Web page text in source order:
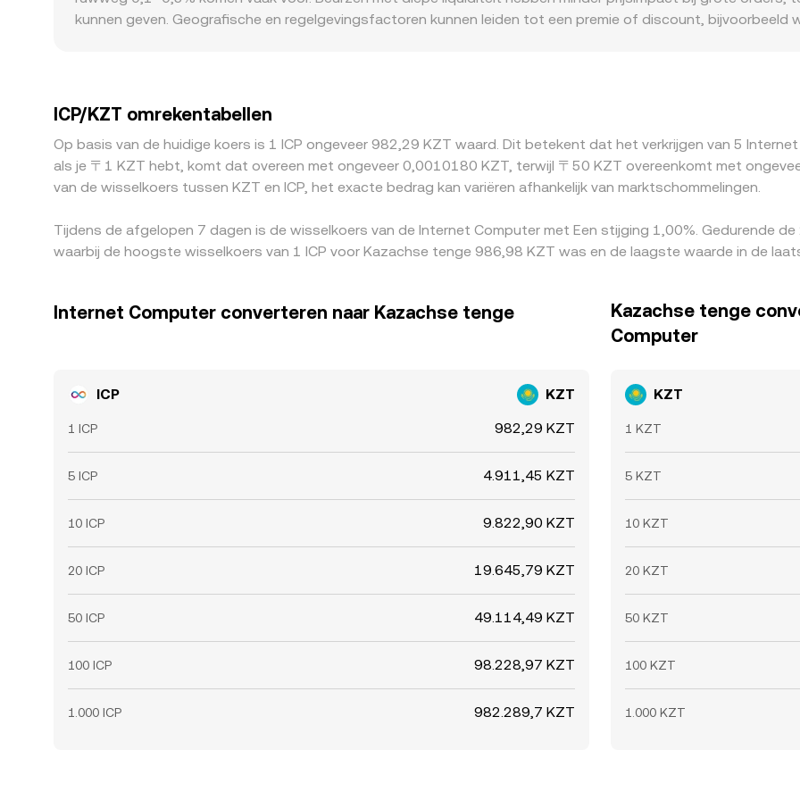
kunnen geven. Geografische en regelgevingsfactoren kunnen leiden tot een premie of discount,
convergentie onvolmaakt en laten tijdelijke verschillen bestaan.
ICP/KZT omrekentabellen
Op basis van de huidige koers is 1 ICP ongeveer 982,29 KZT waard. Dit betekent dat het verkrijgen van 5
als je 〒1 KZT hebt, komt dat overeen met ongeveer 0,0010180 KZT, terwijl 〒50 KZT overeenkomt met
van de wisselkoers tussen KZT en ICP, het exacte bedrag kan variëren afhankelijk van marktschommelingen.
Tijdens de afgelopen 7 dagen is de wisselkoers van de Internet Computer met Een stijging 1,00%. Gedurende
waarbij de hoogste wisselkoers van 1 ICP voor Kazachse tenge 986,98 KZT was en de laagste waarde in de
Internet Computer converteren naar Kazachse tenge
ICP KZT
1 ICP 982,29 KZT
5 ICP 4.911,45 KZT
10 ICP 9.822,90 KZT
20 ICP 19.645,79 KZT
50 ICP 49.114,49 KZT
100 ICP 98.228,97 KZT
1.000 ICP 982.289,7 KZT
Kazachse tenge
Computer
KZT
1 KZT
5 KZT
10 KZT
20 KZT
50 KZT
100 KZT
1.000 KZT